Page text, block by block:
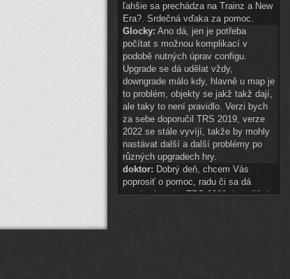
ľahšie sa prechádza na Trainz a New
Era?. Srdečná vďaka za pomoc.
Glocky: Ano dá, jen je potřeba
počítat s možnou komplikací v
podobě nutných úprav configu.
Upgrade se dá udělat vždy,
downgrade málo kdy, hlavně u map je
to problém, objekty se jakž takž dají,
ale taky to není pravidlo. Verzi bych
za sebe doporučil TRS 2019, verze
2022 se stále vyvíjí, takže by mohly
nastávat další a další problémy po
různých upgradech hry.
doktor: Dobrý deň, chcem Vás
poprosiť o pomoc, radu či sa dá
preniesť tvorba TRS 2009 do vyššej